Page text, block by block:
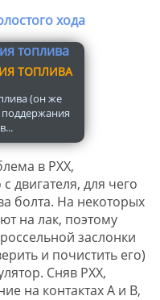
ТОПЛИВА
(он же
поддержания
в РХХ,
двигателя, для чего
болта. На некоторых
на лак, поэтому
заслонки
и почистить его)
Сняв РХХ,
на контактах А и В,